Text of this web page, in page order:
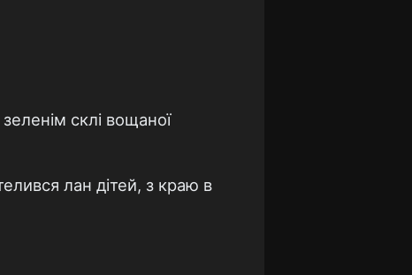
склі вощаної
лан дітей, з краю в